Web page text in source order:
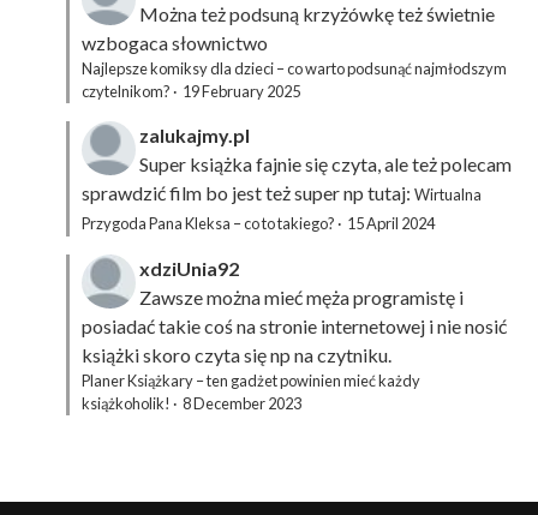
Można też podsuną krzyżówkęteż świetnie
wzbogaca słownictwo
Najlepsze komiksy dla dzieci – co warto podsunąć najmłodszym
czytelnikom? · 19 February 2025
zalukajmy.pl
Super książka fajnie się czyta, ale też polecam
sprawdzić film bo jest też super np tutaj: Wirtualna
Przygoda Pana Kleksa – co to takiego? · 15 April 2024
xdziUnia92
Zawsze można mieć męża programistę i
posiadać takie coś na stronie internetowej i nie nosić
książki skoro czyta się np na czytniku.
Planer Książkary – ten gadżet powinien mieć każdy
książkoholik! · 8 December 2023